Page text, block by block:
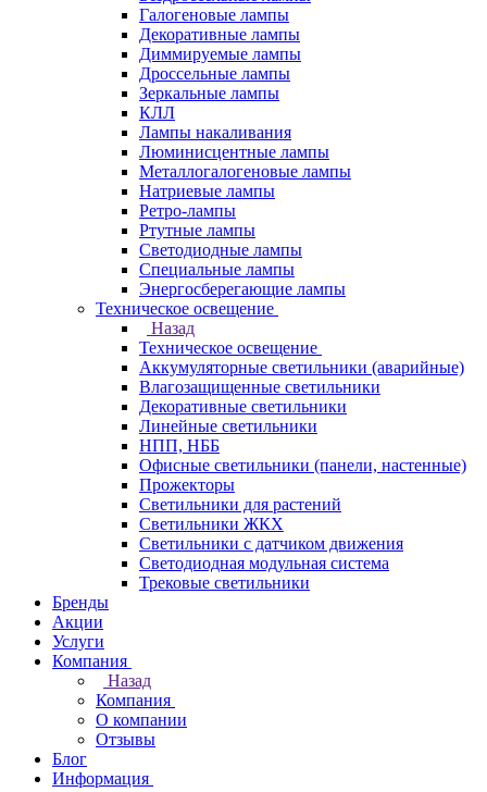
Галогеновые лампы
Декоративные лампы
Диммируемые лампы
Дроссельные лампы
Зеркальные лампы
КЛЛ
Лампы накаливания
Люминисцентные лампы
Металлогалогеновые лампы
Натриевые лампы
Ретро-лампы
Ртутные лампы
Светодиодные лампы
Специальные лампы
Энергосберегающие лампы
Техническое освещение
Назад
Техническое освещение
Аккумуляторные светильники (аварийные)
Влагозащищенные светильники
Декоративные светильники
Линейные светильники
НПП, НББ
Офисные светильники (панели, настенные)
Прожекторы
Светильники для растений
Светильники ЖКХ
Светильники с датчиком движения
Светодиодная модульная система
Трековые светильники
Бренды
Акции
Услуги
Компания
Назад
Компания
О компании
Отзывы
Блог
Информация